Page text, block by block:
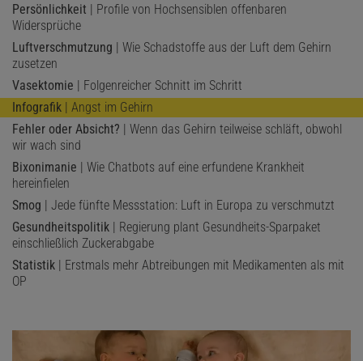
Persönlichkeit | Profile von Hochsensiblen offenbaren
Widersprüche
Luftverschmutzung | Wie Schadstoffe aus der Luft dem Gehirn
zusetzen
Vasektomie | Folgenreicher Schnitt im Schritt
Infografik | Angst im Gehirn
Fehler oder Absicht? | Wenn das Gehirn teilweise schläft, obwohl
wir wach sind
Bixonimanie | Wie Chatbots auf eine erfundene Krankheit
hereinfielen
Smog | Jede fünfte Messstation: Luft in Europa zu verschmutzt
Gesundheitspolitik | Regierung plant Gesundheits-Sparpaket
einschließlich Zuckerabgabe
Statistik | Erstmals mehr Abtreibungen mit Medikamenten als mit
OP